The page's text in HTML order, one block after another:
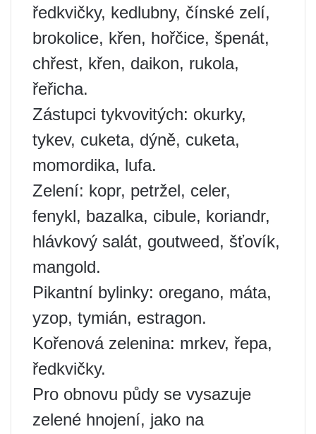
ředkvičky, kedlubny, čínské zelí,
brokolice, křen, hořčice, špenát,
chřest, křen, daikon, rukola,
řeřicha.
Zástupci tykvovitých: okurky,
tykev, cuketa, dýně, cuketa,
momordika, lufa.
Zelení: kopr, petržel, celer,
fenykl, bazalka, cibule, koriandr,
hlávkový salát, goutweed, šťovík,
mangold.
Pikantní bylinky: oregano, máta,
yzop, tymián, estragon.
Kořenová zelenina: mrkev, řepa,
ředkvičky.
Pro obnovu půdy se vysazuje
zelené hnojení, jako na